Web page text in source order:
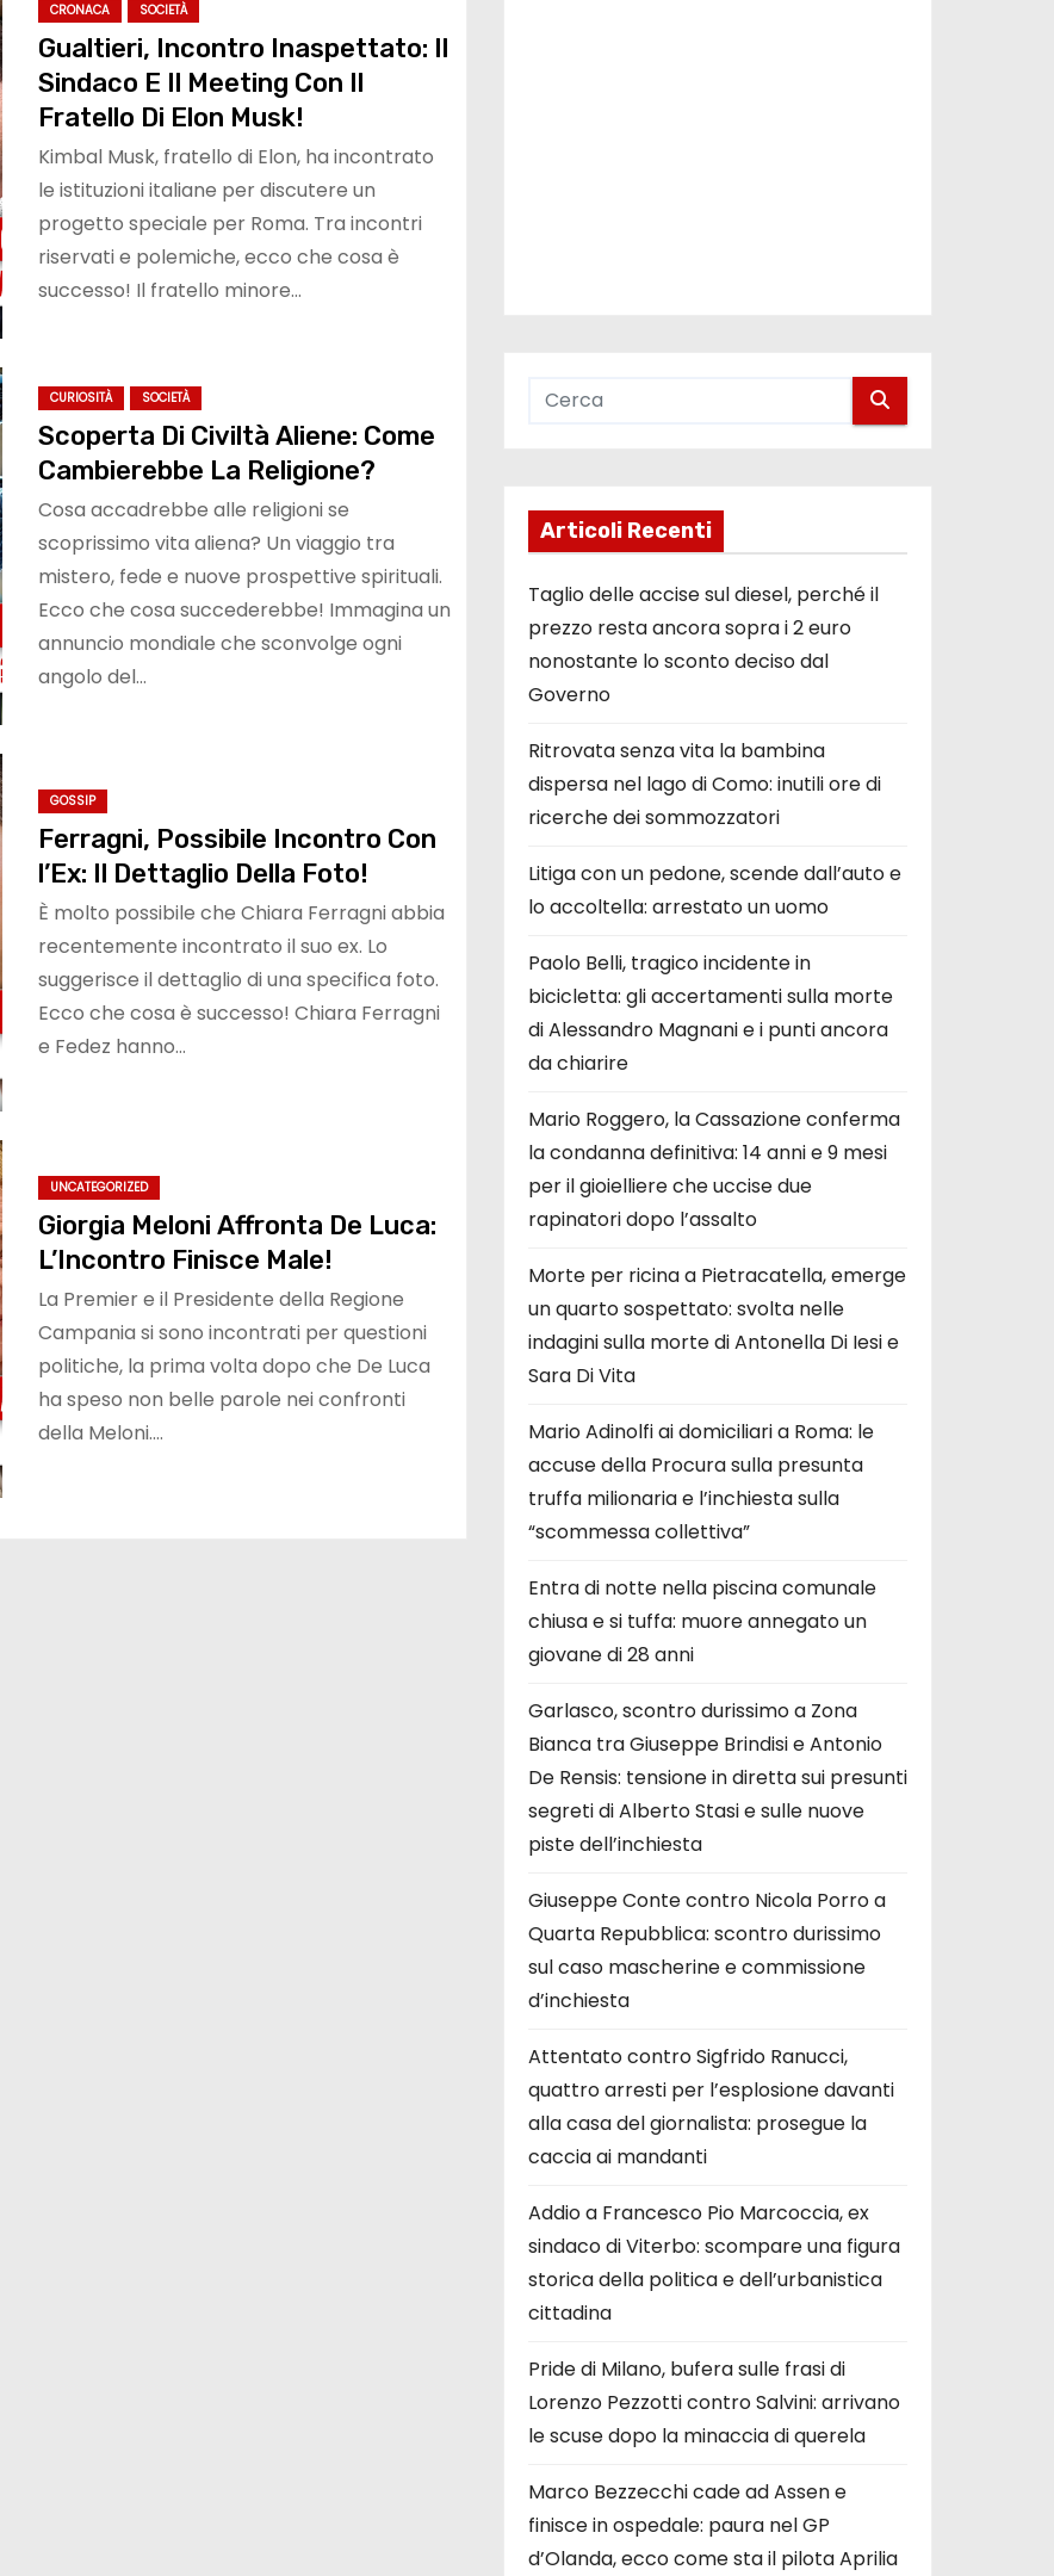
CRONACA SOCIETÀ
Gualtieri, Incontro Inaspettato: Il
Sindaco E Il Meeting Con Il
Fratello Di Elon Musk!
Kimbal Musk, fratello di Elon, ha incontrato
le istituzioni italiane per discutere un
progetto speciale per Roma. Tra incontri
riservati e polemiche, ecco che cosa è
successo! Il fratello minore…
CURIOSITÀ SOCIETÀ
Scoperta Di Civiltà Aliene: Come
Cambierebbe La Religione?
Cosa accadrebbe alle religioni se
scoprissimo vita aliena? Un viaggio tra
mistero, fede e nuove prospettive spirituali.
Ecco che cosa succederebbe! Immagina un
annuncio mondiale che sconvolge ogni
angolo del…
GOSSIP
Ferragni, Possibile Incontro Con
l’Ex: Il Dettaglio Della Foto!
È molto possibile che Chiara Ferragni abbia
recentemente incontrato il suo ex. Lo
suggerisce il dettaglio di una specifica foto.
Ecco che cosa è successo! Chiara Ferragni
e Fedez hanno…
UNCATEGORIZED
Giorgia Meloni Affronta De Luca:
L’Incontro Finisce Male!
La Premier e il Presidente della Regione
Campania si sono incontrati per questioni
politiche, la prima volta dopo che De Luca
ha speso non belle parole nei confronti
della Meloni.…
Articoli Recenti
Taglio delle accise sul diesel, perché il
prezzo resta ancora sopra i 2 euro
nonostante lo sconto deciso dal
Governo
Ritrovata senza vita la bambina
dispersa nel lago di Como: inutili ore di
ricerche dei sommozzatori
Litiga con un pedone, scende dall’auto e
lo accoltella: arrestato un uomo
Paolo Belli, tragico incidente in
bicicletta: gli accertamenti sulla morte
di Alessandro Magnani e i punti ancora
da chiarire
Mario Roggero, la Cassazione conferma
la condanna definitiva: 14 anni e 9 mesi
per il gioielliere che uccise due
rapinatori dopo l’assalto
Morte per ricina a Pietracatella, emerge
un quarto sospettato: svolta nelle
indagini sulla morte di Antonella Di Iesi e
Sara Di Vita
Mario Adinolfi ai domiciliari a Roma: le
accuse della Procura sulla presunta
truffa milionaria e l’inchiesta sulla
“scommessa collettiva”
Entra di notte nella piscina comunale
chiusa e si tuffa: muore annegato un
giovane di 28 anni
Garlasco, scontro durissimo a Zona
Bianca tra Giuseppe Brindisi e Antonio
De Rensis: tensione in diretta sui presunti
segreti di Alberto Stasi e sulle nuove
piste dell’inchiesta
Giuseppe Conte contro Nicola Porro a
Quarta Repubblica: scontro durissimo
sul caso mascherine e commissione
d’inchiesta
Attentato contro Sigfrido Ranucci,
quattro arresti per l’esplosione davanti
alla casa del giornalista: prosegue la
caccia ai mandanti
Addio a Francesco Pio Marcoccia, ex
sindaco di Viterbo: scompare una figura
storica della politica e dell’urbanistica
cittadina
Pride di Milano, bufera sulle frasi di
Lorenzo Pezzotti contro Salvini: arrivano
le scuse dopo la minaccia di querela
Marco Bezzecchi cade ad Assen e
finisce in ospedale: paura nel GP
d’Olanda, ecco come sta il pilota Aprilia